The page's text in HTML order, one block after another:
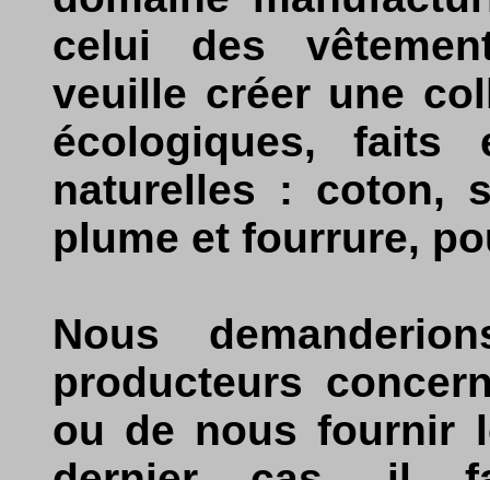
celui des
veuille créer une
écologiques, faits
naturelles : coton,
plume et fourrure,
Nous
producteurs
ou de nous fournir